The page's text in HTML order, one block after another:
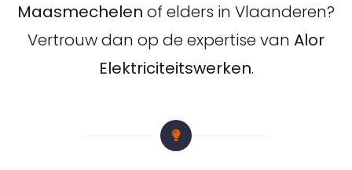
Maasmechelen of elders in Vlaanderen?
Vertrouw dan op de expertise van Alor
Elektriciteitswerken.